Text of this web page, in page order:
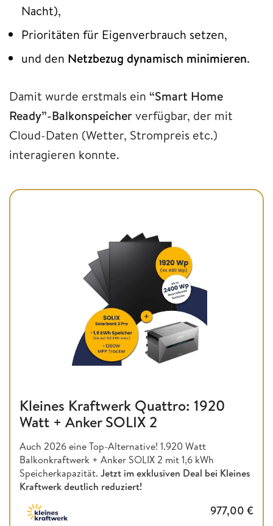
Nacht),
Prioritäten für Eigenverbrauch setzen,
und den Netzbezug dynamisch minimieren.
Damit wurde erstmals ein “Smart Home
Ready”-Balkonspeicherverfügbar, der mit
Cloud-Daten (Wetter, Strompreis etc.)
interagieren konnte.
Kleines Kraftwerk Quattro: 1920
Watt + Anker SOLIX 2
Auch 2026 eine Top-Alternative! 1.920 Watt
Balkonkraftwerk + Anker SOLIX 2 mit 1,6 kWh
Speicherkapazität. Jetzt im exklusiven Deal bei Kleines
Kraftwerk deutlich reduziert!
977,00 €